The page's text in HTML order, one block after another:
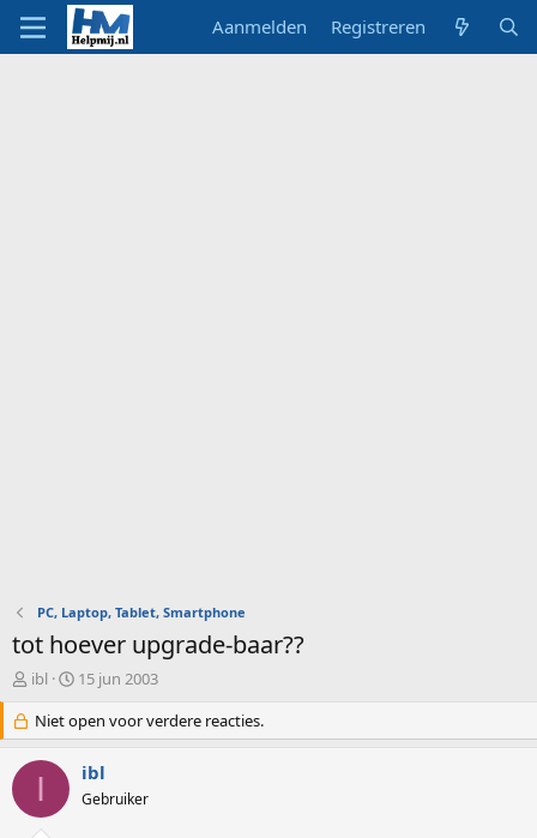
Aanmelden Registreren
PC, Laptop, Tablet, Smartphone
tot hoever upgrade-baar??
O
d
e
r
ibl
S
a
r
d
a
15 jun 2003
Niet open voor verdere reacties.
I ibl
Gebruiker